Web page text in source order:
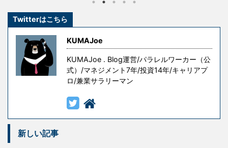
ただし授業料が高すぎる 』というものです。 失敗はコ
意味がありますが、無意味な ...
Twitterはこちら
KUMAJoe
KUMAJoe . Blog運営/パラレルワーカー（公
式）/マネジメント7年/投資14年/キャリアプ
ロ/兼業サラリーマン
新しい記事